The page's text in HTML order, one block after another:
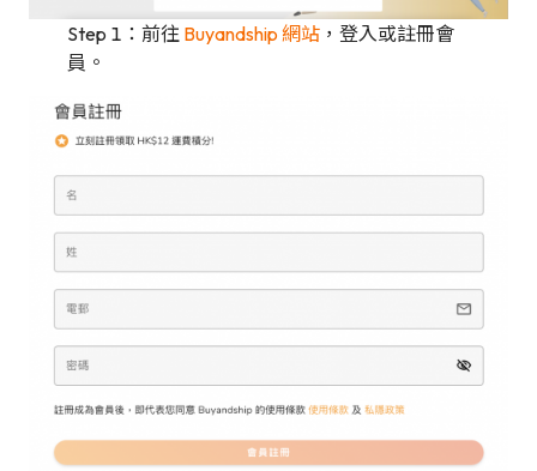
Step 1：前往 Buyandship 網站 ，登入或註冊會
員。